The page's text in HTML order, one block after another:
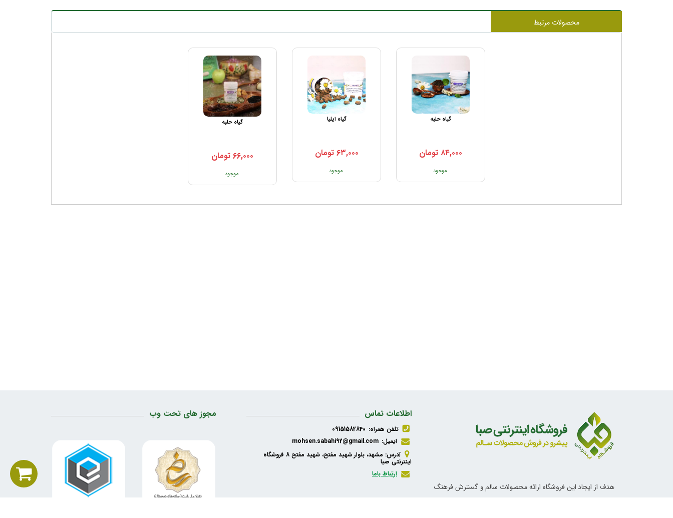
محصولات مرتبط
گیاه حلبه
۸۴,۰۰۰ تومان
موجود
گیاه ایلیا
۶۳,۰۰۰ تومان
موجود
گیاه حلبه
۶۶,۰۰۰ تومان
موجود
مجوز های تحت وب اطلاعات تماس
تلفن همراه: 09151582840
ایمیل: mohsen.sabahi92@gmail.com
آدرس: مشهد، بلوار شهید مفتح، شهید مفتح 8 فروشگاه
اینترنتی صبا
ارتباط باما
هدف از ایجاد این فروشگاه ارائه محصولات سالم و گسترش فرهنگ